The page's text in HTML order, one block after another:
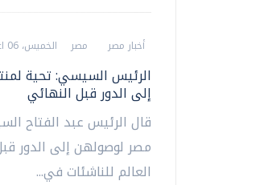
أخبار مصر مصر الخميس، 06 اغسطس 2026 06:28 م
الرئيس السيسي: تحية
إلى الدور قبل النهائي
قال الرئيس عبد الفتاح
مصر لوصولهن إلى الدور
العالم للناشئات في...